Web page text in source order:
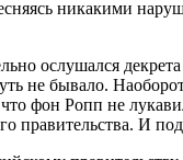
никакими
ослушался
не бывало.
фон Ропп не
правительства. И